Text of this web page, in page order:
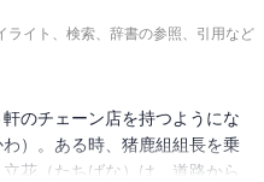
ライト、検索、辞書の参照、引用など
のチェーン店を持つようにな
）。ある時、猪鹿組組長を乗
花（たちばな）は、道路から